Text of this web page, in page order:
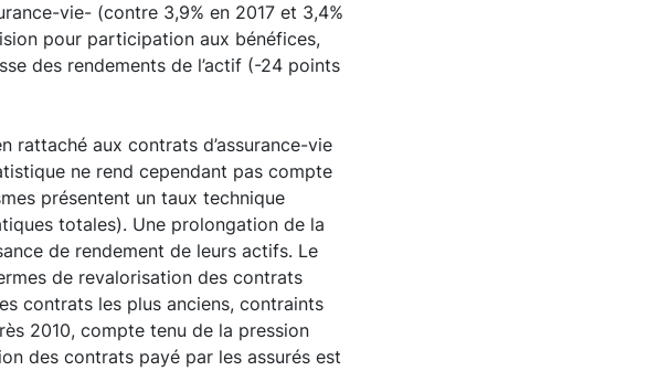
vie- (contre 3,9% en 2017 et 3,4%
pour participation aux bénéfices,
des rendements de l’actif (-24 points
rattaché aux contrats d’assurance-vie
ne rend cependant pas compte
présentent un taux technique
totales). Une prolongation de la
de rendement de leurs actifs. Le
de revalorisation des contrats
contrats les plus anciens, contraints
2010, compte tenu de la pression
des contrats payé par les assurés est